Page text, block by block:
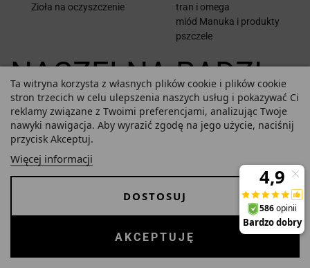
Zioła na oczyszczenie
tran i omega
miód Manuka i produkty
pszczele
NACZELNA RADZI
Magister farmacji
z długoletnim stażem, prowadzi aptekę Na83
Ta witryna korzysta z własnych plików cookie i plików cookie
stron trzecich w celu ulepszenia naszych usług i pokazywać Ci
reklamy związane z Twoimi preferencjami, analizując Twoje
nawyki nawigacja. Aby wyrazić zgodę na jego użycie, naciśnij
przycisk Akceptuj.
Więcej informacji
DOSTOSUJ
AKCEPTUJĘ